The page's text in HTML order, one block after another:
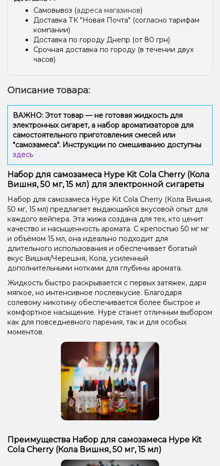
Самовывоз (адреса магазинов)
Доставка ТК "Новая Почта" (согласно тарифам
компании)
Доставка по городу Днепр (от 80 грн)
Срочная доставка по городу (в течении двух
часов)
Описание товара:
ВАЖНО: Этот товар — не готовая жидкость для
электронных сигарет, а набор ароматизаторов для
самостоятельного приготовления смесей или
"самозамеса". Инструкции по смешиванию доступны
здесь
Набор для самозамеса Hype Kit Cola Cherry (Кола
Вишня, 50 мг, 15 мл) для электронной сигареты
Набор для самозамеса Hype Kit Cola Cherry (Кола Вишня,
50 мг, 15 мл) предлагает выдающийся вкусовой опыт для
каждого вейпера. Эта жижа создана для тех, кто ценит
качество и насыщенность аромата. С крепостью 50 мг мг
и объёмом 15 мл, она идеально подходит для
длительного использования и обеспечивает богатый
вкус Вишня/Черешня, Кола, усиленный
дополнительными нотками для глубины аромата.
Жидкость быстро раскрывается с первых затяжек, даря
мягкое, но интенсивное послевкусие. Благодаря
солевому никотину обеспечивается более быстрое и
комфортное насыщение. Hype станет отличным выбором
как для повседневного парения, так и для особых
моментов.
Преимущества Набор для самозамеса Hype Kit
Cola Cherry (Кола Вишня, 50 мг, 15 мл)